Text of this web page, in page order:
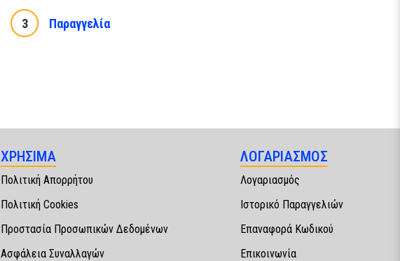
3 Παραγγελία
ΧΡΗΣΙΜΑ
Πολιτική Απορρήτου
Πολιτική Cookies
Προστασία Προσωπικών Δεδομένων
Ασφάλεια Συναλλαγών
ΛΟΓΑΡΙΑΣΜΟΣ
Λογαριασμός
Ιστορικό Παραγγελιών
Επαναφορά Κωδικού
Επικοινωνία